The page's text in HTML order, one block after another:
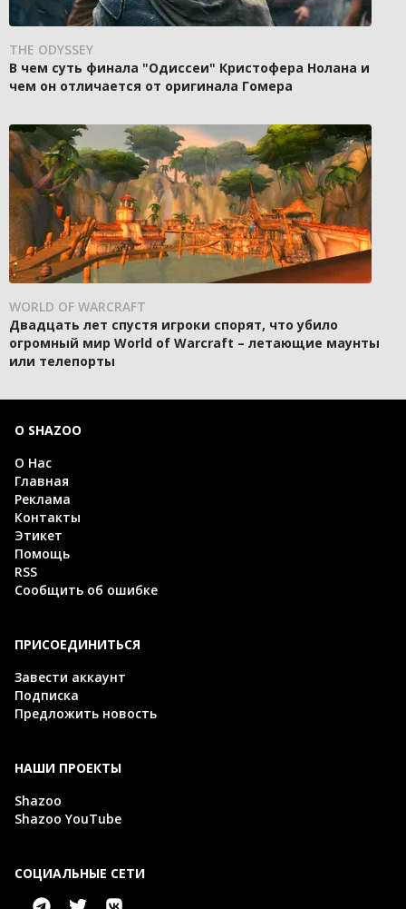
THE ODYSSEY
В чем суть финала "Одиссеи" Кристофера Нолана и
чем он отличается от оригинала Гомера
WORLD OF WARCRAFT
Двадцать лет спустя игроки спорят, что убило
огромный мир World of Warcraft – летающие маунты
или телепорты
О SHAZOO
О Нас
Главная
Реклама
Контакты
Этикет
Помощь
RSS
Сообщить об ошибке
ПРИСОЕДИНИТЬСЯ
Завести аккаунт
Подписка
Предложить новость
НАШИ ПРОЕКТЫ
Shazoo
Shazoo YouTube
СОЦИАЛЬНЫЕ СЕТИ